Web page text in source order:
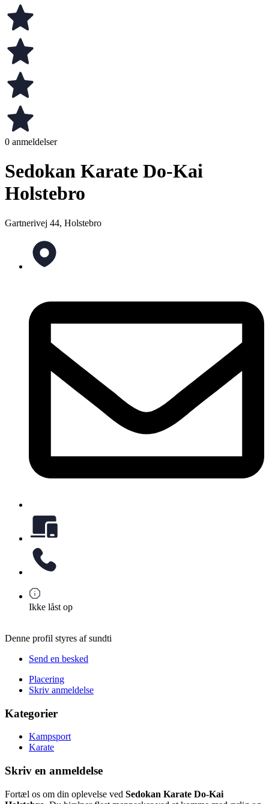
0 anmeldelser
Sedokan Karate Do-Kai
Holstebro
Gartnerivej 44, Holstebro
Ikke låst op
Denne profil styres af sundti
Send en besked
Placering
Skriv anmeldelse
Kategorier
Kampsport
Karate
Skriv en anmeldelse
Fortæl os om din oplevelse ved Sedokan Karate Do-Kai